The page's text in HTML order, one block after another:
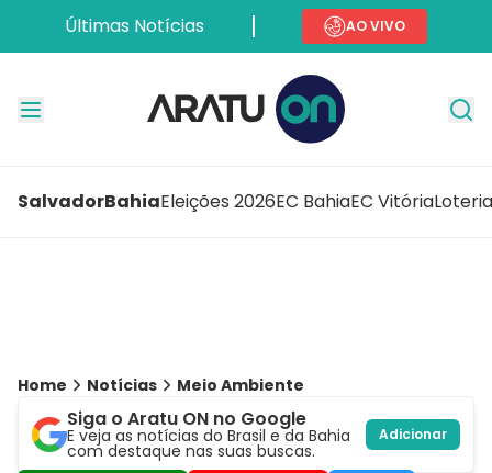
Últimas Notícias AO VIVO
SalvadorBahiaEleições 2026EC BahiaEC Vitória
Home Notícias Meio Ambiente
Siga o Aratu ON no Google
E veja as notícias do Brasil e da Bahia
com destaque nas suas buscas.
Adicionar